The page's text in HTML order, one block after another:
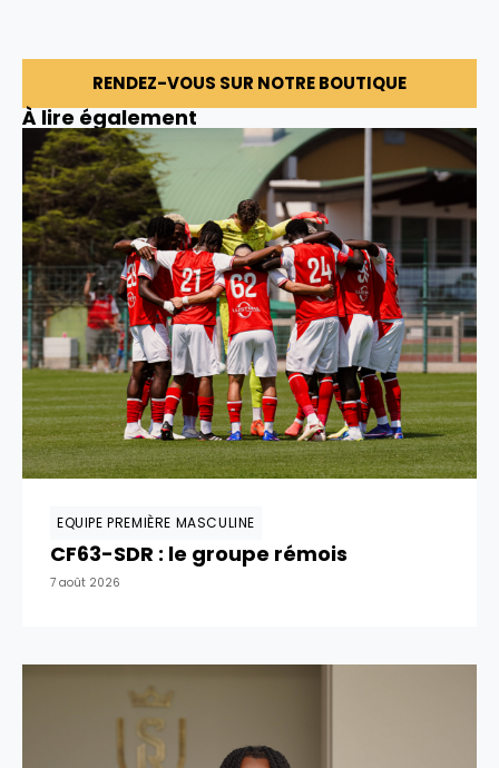
RENDEZ-VOUS SUR NOTRE BOUTIQUE
À lire également
EQUIPE PREMIÈRE MASCULINE
CF63-SDR : le groupe rémois
7 août 2026